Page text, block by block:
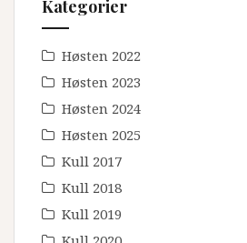
Kategorier
Høsten 2022
Høsten 2023
Høsten 2024
Høsten 2025
Kull 2017
Kull 2018
Kull 2019